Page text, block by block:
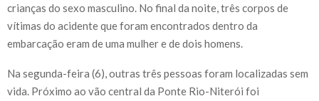
crianças do sexo masculino. No final da noite, três corpos de
vítimas do acidente que foram encontrados dentro da
embarcação eram de uma mulher e de dois homens.
Na segunda-feira (6), outras três pessoas foram localizadas sem
vida. Próximo ao vão central da Ponte Rio-Niterói foi